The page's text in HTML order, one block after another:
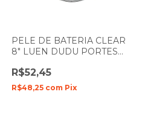
PELE DE BATERIA CLEAR
8" LUEN DUDU PORTES
R$52,45
R$48,25 com Pix